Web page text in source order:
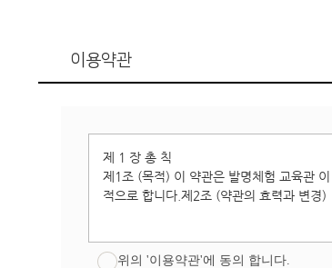
이용약관
위의 '이용약관'에 동의 합니다.